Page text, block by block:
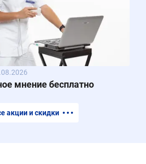
мнение бесплатно
акции и скидки